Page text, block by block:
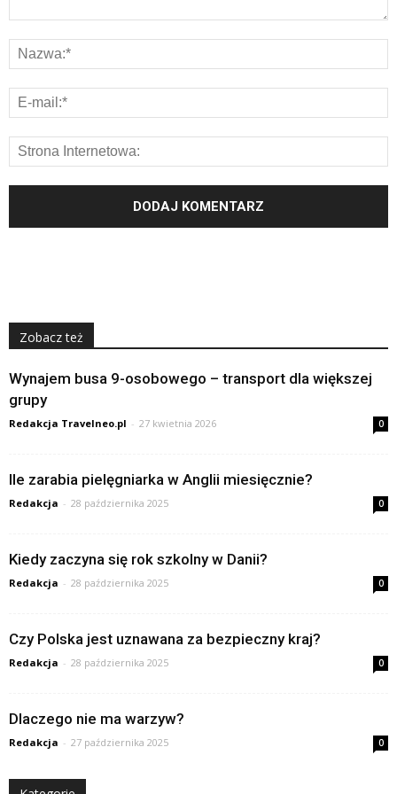
Zobacz też
Wynajem busa 9-osobowego – transport dla większej
grupy
Redakcja Travelneo.pl - 27 kwietnia 2026 0
Ile zarabia pielęgniarka w Anglii miesięcznie?
Redakcja - 28 października 2025 0
Kiedy zaczyna się rok szkolny w Danii?
Redakcja - 28 października 2025 0
Czy Polska jest uznawana za bezpieczny kraj?
Redakcja - 28 października 2025 0
Dlaczego nie ma warzyw?
Redakcja - 27 października 2025 0